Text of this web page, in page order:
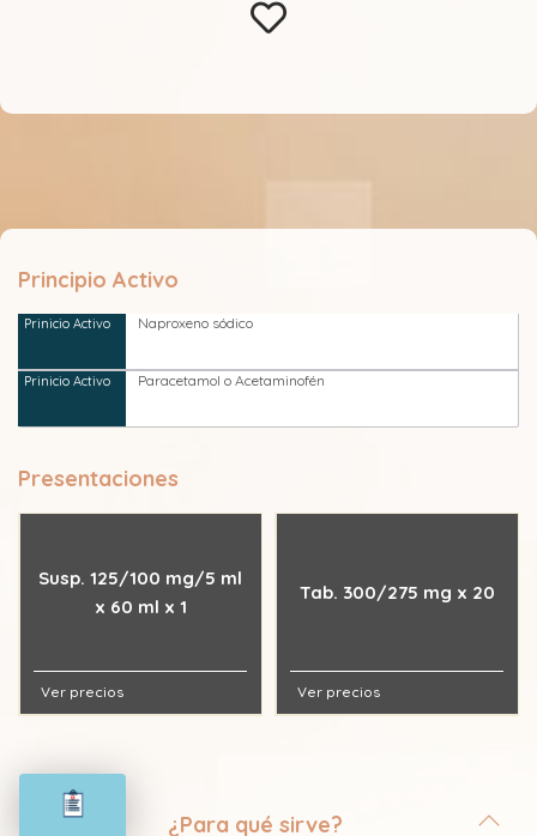
Principio Activo
Naproxeno sódico
Paracetamol o Acetaminofén
Presentaciones
Susp. 125/100 mg/5 ml
x 60 ml x 1
Ver precios
Tab. 300/275 mg x 20
Ver precios
¿Para qué sirve?